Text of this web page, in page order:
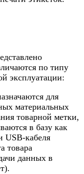
по типу
эксплуатации:
для
материальных
товарной метки,
в базу как
USB-кабеля
товара
данных в